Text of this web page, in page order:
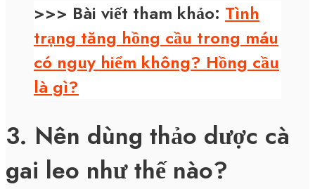
>>> Bài viết tham khảo: Tình
trạng tăng hồng cầu trong máu
có nguy hiểm không? Hồng cầu
là gì?
3. Nên dùng thảo dược cà
gai leo như thế nào?